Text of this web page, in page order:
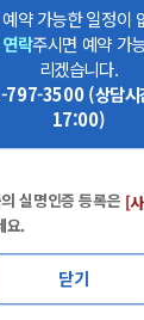
약 가능한 일정이
락주시면 예약 가
리겠습니다.
797-3500 (상담
17:00)
실명인증 등록은 [
요.
닫기
3500 (상담시간 /
으로 불가합니다.
797-0369, 0370
797-0371, 0372 (
신분증을 지참해
강보험법 개정)